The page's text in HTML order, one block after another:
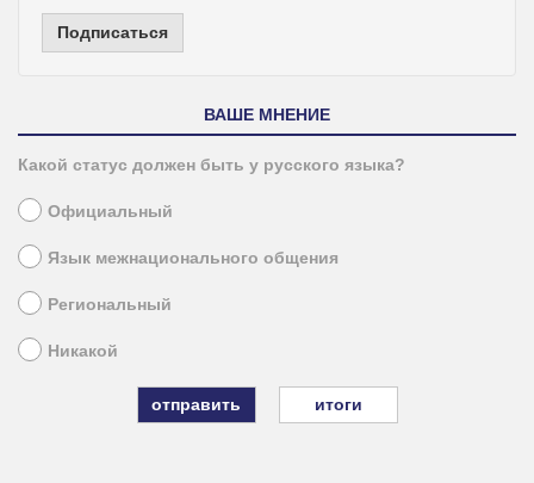
Подписаться
ВАШЕ МНЕНИЕ
Какой статус должен быть у русского языка?
Официальный
Язык межнационального общения
Региональный
Никакой
итоги